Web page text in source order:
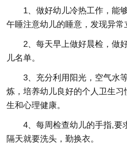
1、做好幼儿冷热工作，能
午睡注意幼儿的睡意，发现异常
2、每天早上做好晨检，做
儿名单。
3、充分利用阳光，空气水
炼，培养幼儿良好的个人卫生
生和心理健康。
4、每周检查幼儿的手指,要
隔天就要洗头，勤换衣。